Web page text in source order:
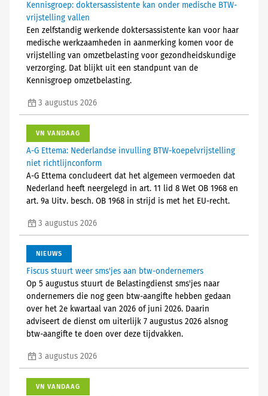
Kennisgroep: doktersassistente kan onder medische BTW-
vrijstelling vallen
Een zelfstandig werkende doktersassistente kan voor haar
medische werkzaamheden in aanmerking komen voor de
vrijstelling van omzetbelasting voor gezondheidskundige
verzorging. Dat blijkt uit een standpunt van de
Kennisgroep omzetbelasting.
3 augustus 2026
VN VANDAAG
A-G Ettema: Nederlandse invulling BTW-koepelvrijstelling
niet richtlijnconform
A-G Ettema concludeert dat het algemeen vermoeden dat
Nederland heeft neergelegd in art. 11 lid 8 Wet OB 1968 en
art. 9a Uitv. besch. OB 1968 in strijd is met het EU-recht.
3 augustus 2026
NIEUWS
Fiscus stuurt weer sms'jes aan btw-ondernemers
Op 5 augustus stuurt de Belastingdienst sms'jes naar
ondernemers die nog geen btw-aangifte hebben gedaan
over het 2e kwartaal van 2026 of juni 2026. Daarin
adviseert de dienst om uiterlijk 7 augustus 2026 alsnog
btw-aangifte te doen over deze tijdvakken.
3 augustus 2026
VN VANDAAG